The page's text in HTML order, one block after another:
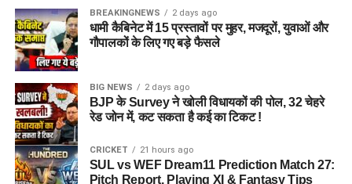
BREAKINGNEWS 2 days ago
धामी कैबिनेट में 15 प्रस्तावों पर मुहर, मजदूरों, युवाओं और
गौपालकों के लिए गए बड़े फैसले
BIG NEWS 2 days ago
BJP के Survey ने खोली विधायकों की पोल, 32 चेहरे
रेड जोन में, कट सकता है कई का टिकट !
CRICKET 21 hours ago
SUL vs WEF Dream11 Prediction Match 27:
Pitch Report, Playing XI & Fantasy Tips